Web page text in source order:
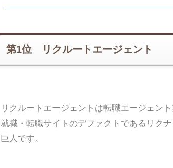
第1位 リクルートエージェント
リクルートエージェントは転職エージェン
就職・転職サイトのデファクトであるリク
巨人です。